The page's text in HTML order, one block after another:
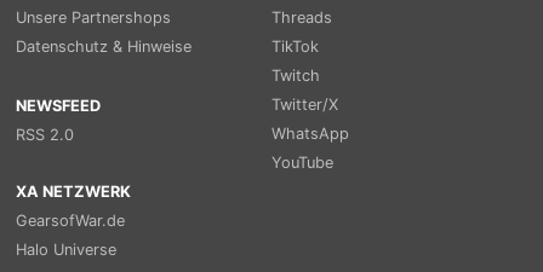
Unsere Partnershops
Datenschutz & Hinweise
NEWSFEED
RSS 2.0
Threads
TikTok
Twitch
Twitter/X
WhatsApp
YouTube
XA NETZWERK
GearsofWar.de
Halo Universe